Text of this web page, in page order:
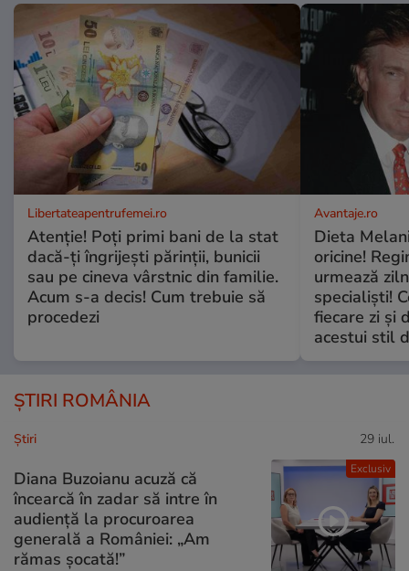
Libertateapentrufemei.ro
Atenție! Poți primi bani de la stat
dacă-ți îngrijești părinții, bunicii
sau pe cineva vârstnic din familie.
Acum s-a decis! Cum trebuie să
procedezi
Avantaje.ro
Dieta
oricine!
urmează
specialiști!
fiecare zi și
acestui stil
ȘTIRI ROMÂNIA
Exclusiv
Ştiri 29 iul.
Diana Buzoianu acuză că
încearcă în zadar să intre în
audiență la procuroarea
generală a României: „Am
rămas șocată!”